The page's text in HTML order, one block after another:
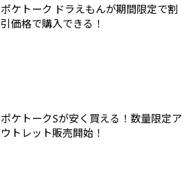
ポケトーク ドラえもんが期間限定で割
引価格で購入できる！
ポケトークSが安く買える！数量限定ア
ウトレット販売開始！